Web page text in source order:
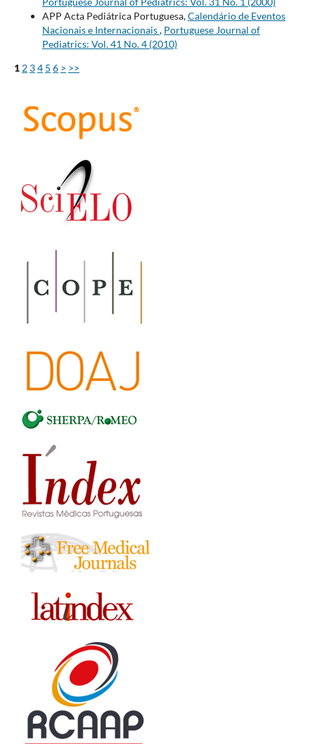
APP Acta Pediátrica Portuguesa,Calendário de Eventos
Nacionais e Internacionais, Portuguese Journal of
Pediatrics: Vol. 41 No. 4 (2010)
1 2 34 5 6 > >>